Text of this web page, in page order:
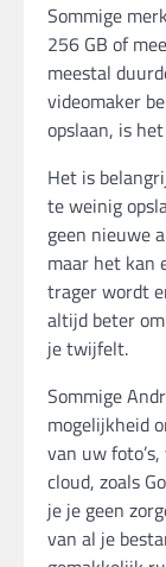
Sommige
256 GB of
meestal
videomaker
opslaan, is
Het is
te weinig
geen nieuwe
maar het kan
trager wordt
altijd beter
je twijfelt.
Sommige
mogelijkheid
van uw
cloud, zoals
je je geen
van al je